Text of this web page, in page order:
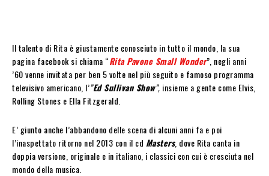
Il talento di Rita è giustamente conosciuto in tutto il mondo, la sua
pagina facebook si chiama “Rita Pavone Small Wonder”, negli anni
’60 venne invitata per ben 5 volte nel più seguito e famoso programma
televisivo americano, l’”Ed Sullivan Show”, insieme a gente come Elvis,
Rolling Stones e Ella Fitzgerald.
E’ giunto anche l’abbandono delle scena di alcuni anni fa e poi
l’inaspettato ritorno nel 2013 con il cd Masters, dove Rita canta in
doppia versione, originale e in italiano, i classici con cui è cresciuta nel
mondo della musica.